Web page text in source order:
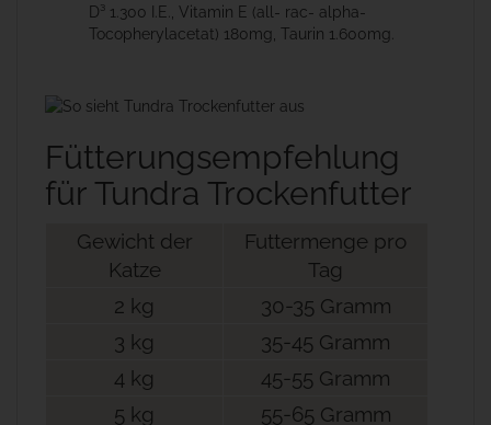
D³ 1.300 I.E., Vitamin E (all- rac- alpha-
Tocopherylacetat) 180mg, Taurin 1.600mg.
Fütterungsempfehlung
für Tundra Trockenfutter
Gewicht der
Katze
Futtermenge pro
Tag
2 kg
30-35 Gramm
3 kg
35-45 Gramm
4 kg
45-55 Gramm
5 kg
55-65 Gramm